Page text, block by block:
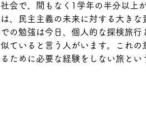
社会で、間もなく1学年の半分以上
は、民主主義の未来に対する大き
での勉強は今日、個人的な探検旅
似ていると言う人がいます。これ
るために必要な経験をしない旅とい